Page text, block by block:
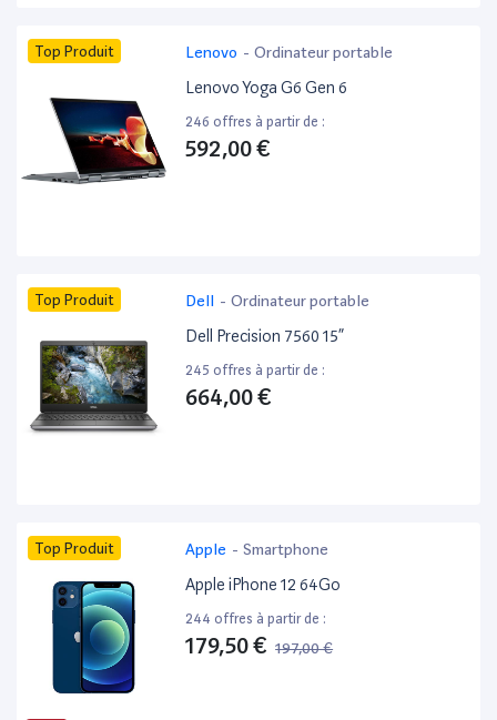
Top Produit Lenovo - Ordinateur portable
Lenovo Yoga G6 Gen 6
246 offres à partir de :
592,00 €
Top Produit Dell - Ordinateur portable
Dell Precision 7560 15”
245 offres à partir de :
664,00 €
Top Produit Apple - Smartphone
Apple iPhone 12 64Go
244 offres à partir de :
179,50 € 197,00 €